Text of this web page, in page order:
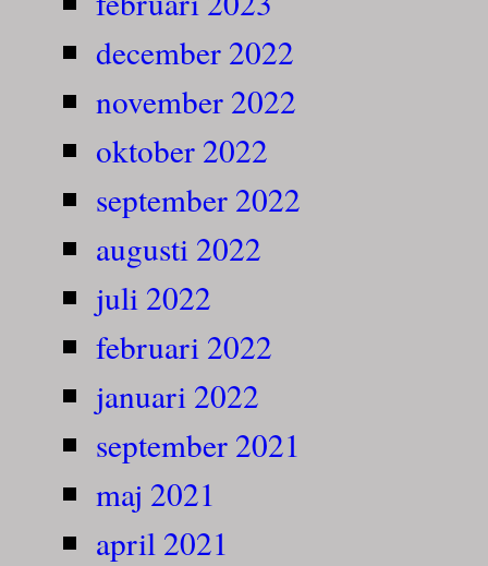
december 2022
november 2022
oktober 2022
september 2022
augusti 2022
juli 2022
februari 2022
januari 2022
september 2021
maj 2021
april 2021